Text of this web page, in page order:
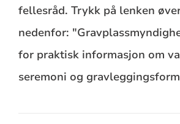
fellesråd. Trykk på lenken
nedenfor:
for praktisk informasjon om
seremoni og